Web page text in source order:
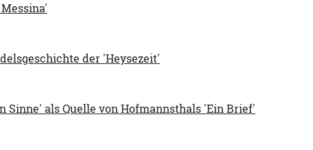
der 'Heysezeit'
Sinne' als Quelle von Hofmannsthals 'Ein Brief'